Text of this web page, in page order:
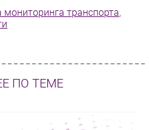
мониторинга транспорта,
ПО ТЕМЕ